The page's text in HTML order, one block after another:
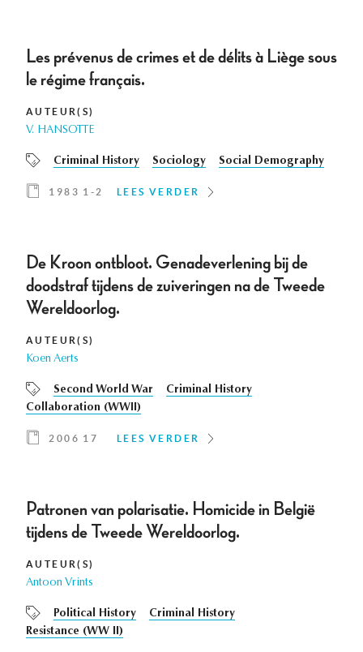
Les prévenus de crimes et de délits à Liège sous
le régime français.
AUTEUR(S)
V. HANSOTTE
Criminal History Sociology Social Demography
1983 1-2 LEES VERDER
De Kroon ontbloot. Genadeverlening bij de
doodstraf tijdens de zuiveringen na de Tweede
Wereldoorlog.
AUTEUR(S)
Koen Aerts
Second World War
Criminal History
Collaboration (WWII)
2006 17 LEES VERDER
Patronen van polarisatie. Homicide in België
tijdens de Tweede Wereldoorlog.
AUTEUR(S)
Antoon Vrints
Political History
Criminal History
Resistance (WW II)